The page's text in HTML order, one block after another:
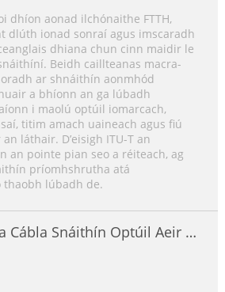
dhíon aonad ilchónaithe FTTH,
dlúth ionad sonraí agus imscaradh
dhiana chun cinn maidir le
Beidh caillteanas macra-
ar shnáithín aonmhód
a bhíonn an ga lúbadh
i maolú optúil iomarcach,
titim amach uaineach agus fiú
láthair. D’eisigh ITU-T an
an pointe pian seo a réiteach, ag
príomhshrutha atá
thaobh lúbadh de.
Cábla Snáithín Optúil Aeir a